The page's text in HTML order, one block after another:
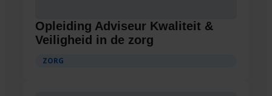
Opleiding Adviseur Kwaliteit &
Veiligheid in de zorg
ZORG